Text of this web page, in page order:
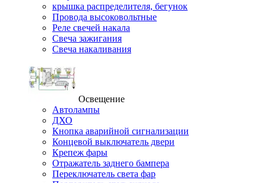
крышка распределителя, бегунок
Провода высоковольтные
Реле свечей накала
Свеча зажигания
Свеча накаливания
Освещение
Автолампы
ДХО
Кнопка аварийной сигнализации
Концевой выключатель двери
Крепеж фары
Отражатель заднего бампера
Переключатель света фар